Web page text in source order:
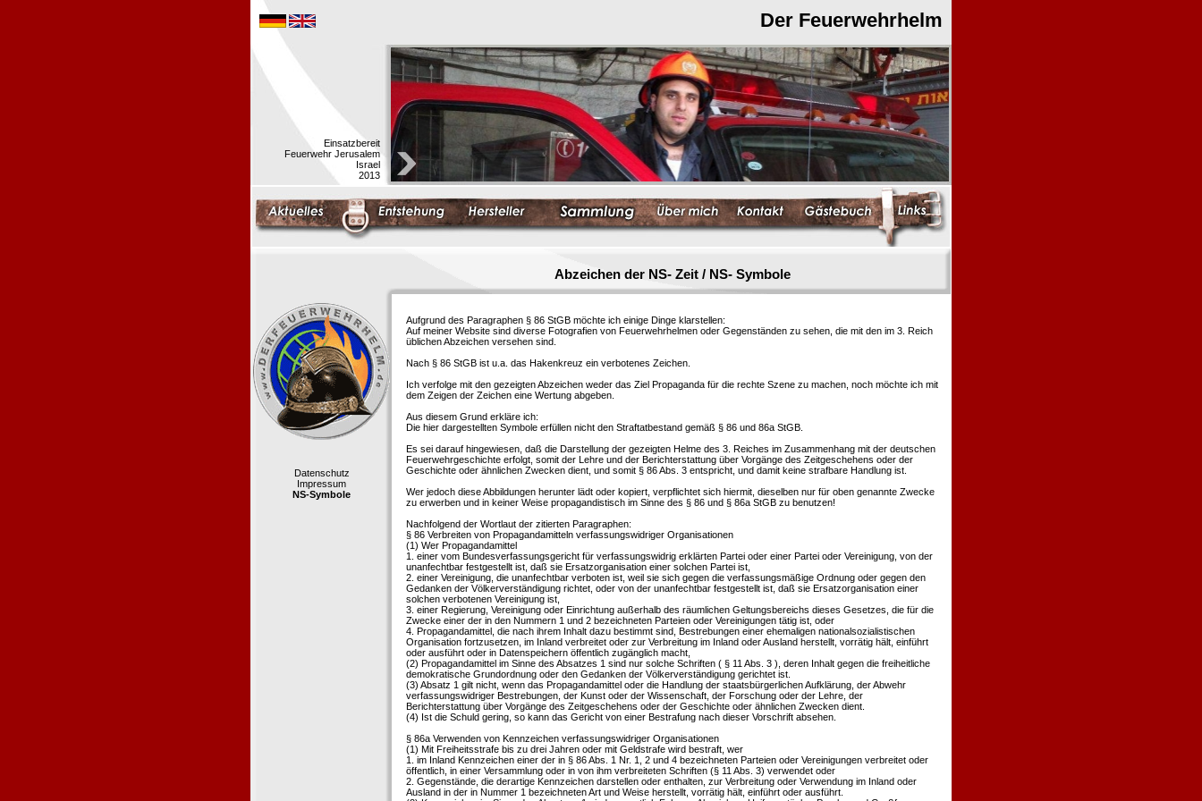
Der Feuerwehrhelm
Einsatzbereit
Feuerwehr Jerusalem
Israel
2013
Abzeichen der NS- Zeit / NS- Symbole
Datenschutz
Impressum
NS-Symbole
Aufgrund des Paragraphen § 86 StGB möchte ich einige Dinge klarstellen:
Auf meiner Website sind diverse Fotografien von Feuerwehrhelmen oder Gegenständen zu sehen, die mit den im 3. Reich
üblichen Abzeichen versehen sind.
Nach § 86 StGB ist u.a. das Hakenkreuz ein verbotenes Zeichen.
Ich verfolge mit den gezeigten Abzeichen weder das Ziel Propaganda für die rechte Szene zu machen, noch möchte ich mit
dem Zeigen der Zeichen eine Wertung abgeben.
Aus diesem Grund erkläre ich:
Die hier dargestellten Symbole erfüllen nicht den Straftatbestand gemäß § 86 und 86a StGB.
Es sei darauf hingewiesen, daß die Darstellung der gezeigten Helme des 3. Reiches im Zusammenhang mit der deutschen
Feuerwehrgeschichte erfolgt, somit der Lehre und der Berichterstattung über Vorgänge des Zeitgeschehens oder der
Geschichte oder ähnlichen Zwecken dient, und somit § 86 Abs. 3 entspricht, und damit keine strafbare Handlung ist.
Wer jedoch diese Abbildungen herunter lädt oder kopiert, verpflichtet sich hiermit, dieselben nur für oben genannte Zwecke
zu erwerben und in keiner Weise propagandistisch im Sinne des § 86 und § 86a StGB zu benutzen!
Nachfolgend der Wortlaut der zitierten Paragraphen:
§ 86 Verbreiten von Propagandamitteln verfassungswidriger Organisationen
(1) Wer Propagandamittel
1. einer vom Bundesverfassungsgericht für verfassungswidrig erklärten Partei oder einer Partei oder Vereinigung, von der
unanfechtbar festgestellt ist, daß sie Ersatzorganisation einer solchen Partei ist,
2. einer Vereinigung, die unanfechtbar verboten ist, weil sie sich gegen die verfassungsmäßige Ordnung oder gegen den
Gedanken der Völkerverständigung richtet, oder von der unanfechtbar festgestellt ist, daß sie Ersatzorganisation einer
solchen verbotenen Vereinigung ist,
3. einer Regierung, Vereinigung oder Einrichtung außerhalb des räumlichen Geltungsbereichs dieses Gesetzes, die für die
Zwecke einer der in den Nummern 1 und 2 bezeichneten Parteien oder Vereinigungen tätig ist, oder
4. Propagandamittel, die nach ihrem Inhalt dazu bestimmt sind, Bestrebungen einer ehemaligen nationalsozialistischen
Organisation fortzusetzen, im Inland verbreitet oder zur Verbreitung im Inland oder Ausland herstellt, vorrätig hält, einführt
oder ausführt oder in Datenspeichern öffentlich zugänglich macht,
(2) Propagandamittel im Sinne des Absatzes 1 sind nur solche Schriften ( § 11 Abs. 3 ), deren Inhalt gegen die freiheitliche
demokratische Grundordnung oder den Gedanken der Völkerverständigung gerichtet ist.
(3) Absatz 1 gilt nicht, wenn das Propagandamittel oder die Handlung der staatsbürgerlichen Aufklärung, der Abwehr
verfassungswidriger Bestrebungen, der Kunst oder der Wissenschaft, der Forschung oder der Lehre, der
Berichterstattung über Vorgänge des Zeitgeschehens oder der Geschichte oder ähnlichen Zwecken dient.
(4) Ist die Schuld gering, so kann das Gericht von einer Bestrafung nach dieser Vorschrift absehen.
§ 86a Verwenden von Kennzeichen verfassungswidriger Organisationen
(1) Mit Freiheitsstrafe bis zu drei Jahren oder mit Geldstrafe wird bestraft, wer
1. im Inland Kennzeichen einer der in § 86 Abs. 1 Nr. 1, 2 und 4 bezeichneten Parteien oder Vereinigungen verbreitet oder
öffentlich, in einer Versammlung oder in von ihm verbreiteten Schriften (§ 11 Abs. 3) verwendet oder
2. Gegenstände, die derartige Kennzeichen darstellen oder enthalten, zur Verbreitung oder Verwendung im Inland oder
Ausland in der in Nummer 1 bezeichneten Art und Weise herstellt, vorrätig hält, einführt oder ausführt.